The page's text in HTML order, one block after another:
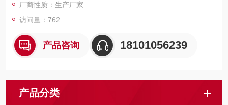
厂商性质：生产厂家
访问量：762
产品咨询 18101056239
产品分类